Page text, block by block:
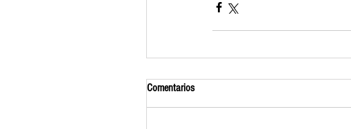
Comentarios